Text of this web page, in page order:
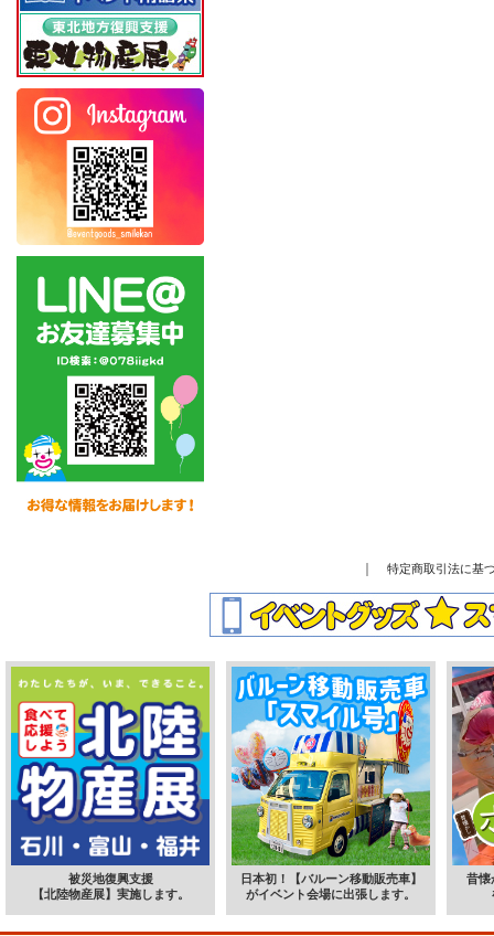
特定商取引法に基
被災地復興支援
【北陸物産展】実施します。
日本初！【バルーン移動販売車】
がイベント会場に出張します。
昔懐